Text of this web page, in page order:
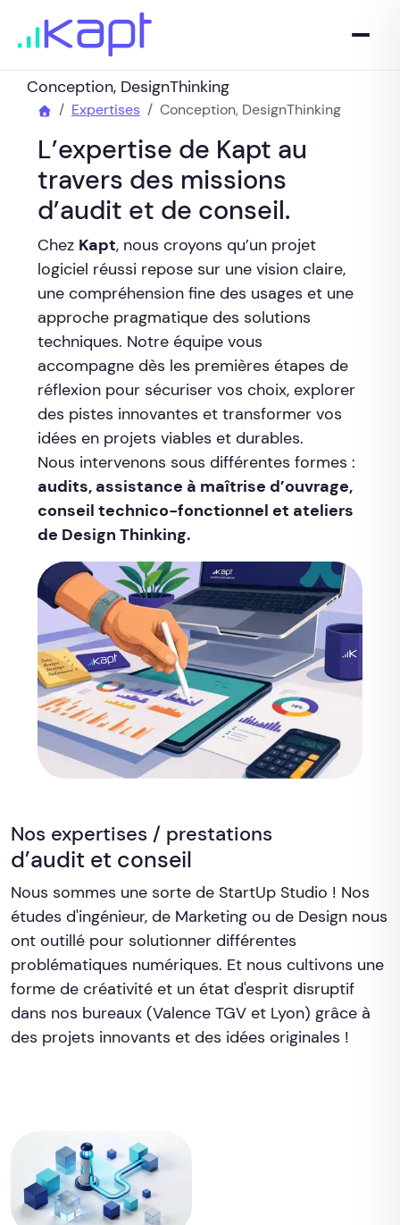
Conception, DesignThinking
Expertises Conception, DesignThinking
L’expertise de Kapt au
travers des missions
d’audit et de conseil.
Chez Kapt, nous croyons qu’un projet
logiciel réussi repose sur une vision claire,
une compréhension fine des usages et une
approche pragmatique des solutions
techniques. Notre équipe vous
accompagne dès les premières étapes de
réflexion pour sécuriser vos choix, explorer
des pistes innovantes et transformer vos
idées en projets viables et durables.
Nous intervenons sous différentes formes :
audits, assistance à maîtrise d’ouvrage,
conseil technico-fonctionnel et ateliers
de Design Thinking.
Nos expertises / prestations
d’audit et conseil
Nous sommes une sorte de StartUp Studio ! Nos
études d'ingénieur, de Marketing ou de Design nous
ont outillé pour solutionner différentes
problématiques numériques. Et nous cultivons une
forme de créativité et un état d'esprit disruptif
dans nos bureaux (Valence TGV et Lyon) grâce à
des projets innovants et des idées originales !